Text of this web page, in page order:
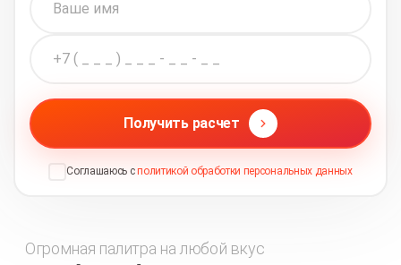
Получить расчет
Соглашаюсь сполитикой обработки персональных данных
Огромная палитра на любой вкус